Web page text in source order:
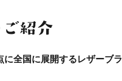
に全国に展開するレザーブ